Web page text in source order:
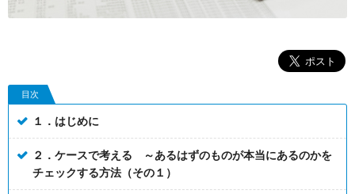
目次
１．はじめに
２．ケースで考える ～あるはずのものが本当にあるのかを
チェックする方法（その１）